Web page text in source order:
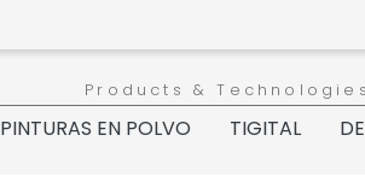
Products & Technologies
PINTURAS EN POLVO TIGITAL